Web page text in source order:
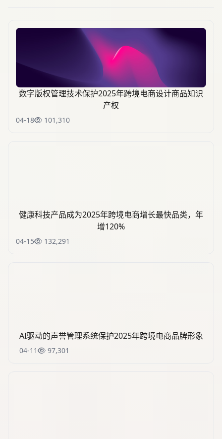
数字版权管理技术保护2025年跨境电商设计商品知识
产权
04-18 101,310
健康科技产品成为2025年跨境电商增长最快品类，年
增120%
04-15 132,291
AI驱动的声誉管理系统保护2025年跨境电商品牌形象
04-11 97,301